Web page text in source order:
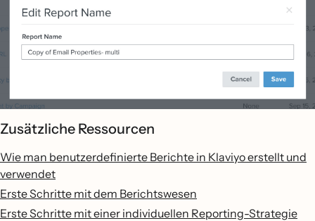
Zusätzliche Ressourcen
Wie man benutzerdefinierte Berichte in Klaviyo erstellt und
verwendet
Erste Schritte mit dem Berichtswesen
Erste Schritte mit einer individuellen Reporting-Strategie